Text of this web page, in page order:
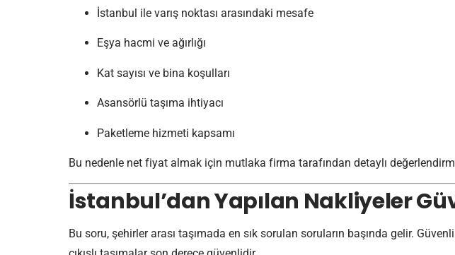
İstanbul ile varış noktası arasındaki mesafe
Eşya hacmi ve ağırlığı
Kat sayısı ve bina koşulları
Asansörlü taşıma ihtiyacı
Paketleme hizmeti kapsamı
Bu nedenle net fiyat almak için mutlaka firma tarafından detaylı
İstanbul’dan Yapılan Nakliyeler
Bu soru, şehirler arası taşımada en sık sorulan soruların başında gelir.